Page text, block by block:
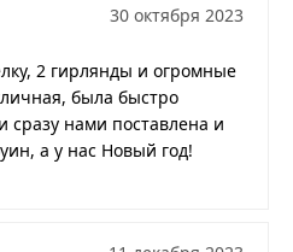
30 октября 2023
2 гирлянды и огромные
была быстро
сразу нами поставлена и
а у нас Новый год!